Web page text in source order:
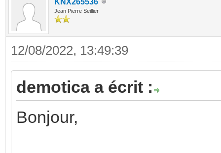
Jean Pierre Seillier
12/08/2022, 13:49:39
demotica a écrit :
Bonjour,